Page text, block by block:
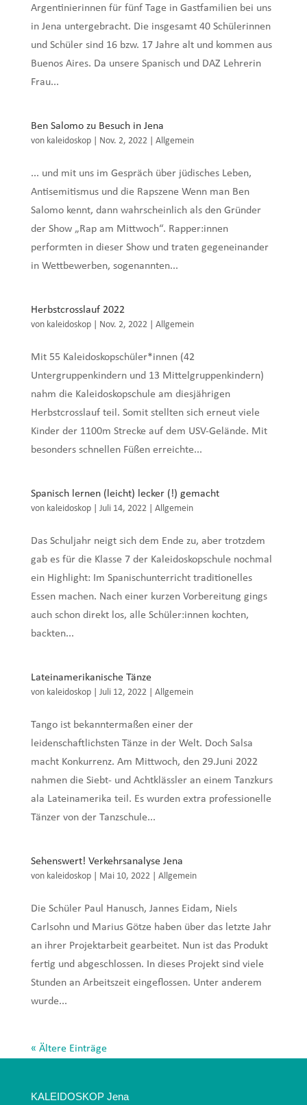
Argentinierinnen für fünf Tage in Gastfamilien bei uns
in Jena untergebracht. Die insgesamt 40 Schülerinnen
und Schüler sind 16 bzw. 17 Jahre alt und kommen aus
Buenos Aires. Da unsere Spanisch und DAZ Lehrerin
Frau...
Ben Salomo zu Besuch in Jena
von kaleidoskop| Nov. 2, 2022| Allgemein
... und mit uns im Gespräch über jüdisches Leben,
Antisemitismus und die Rapszene Wenn man Ben
Salomo kennt, dann wahrscheinlich als den Gründer
der Show „Rap am Mittwoch“. Rapper:innen
performten in dieser Show und traten gegeneinander
in Wettbewerben, sogenannten...
Herbstcrosslauf 2022
von kaleidoskop| Nov. 2, 2022| Allgemein
Mit 55 Kaleidoskopschüler*innen (42
Untergruppenkindern und 13 Mittelgruppenkindern)
nahm die Kaleidoskopschule am diesjährigen
Herbstcrosslauf teil. Somit stellten sich erneut viele
Kinder der 1100m Strecke auf dem USV-Gelände. Mit
besonders schnellen Füßen erreichte...
Spanisch lernen (leicht) lecker (!) gemacht
von kaleidoskop| Juli 14, 2022| Allgemein
Das Schuljahr neigt sich dem Ende zu, aber trotzdem
gab es für die Klasse 7 der Kaleidoskopschule nochmal
ein Highlight: Im Spanischunterricht traditionelles
Essen machen. Nach einer kurzen Vorbereitung gings
auch schon direkt los, alle Schüler:innen kochten,
backten...
Lateinamerikanische Tänze
von kaleidoskop| Juli 12, 2022| Allgemein
Tango ist bekanntermaßen einer der
leidenschaftlichsten Tänze in der Welt. Doch Salsa
macht Konkurrenz. Am Mittwoch, den 29.Juni 2022
nahmen die Siebt- und Achtklässler an einem Tanzkurs
ala Lateinamerika teil. Es wurden extra professionelle
Tänzer von der Tanzschule...
Sehenswert! Verkehrsanalyse Jena
von kaleidoskop| Mai 10, 2022| Allgemein
Die Schüler Paul Hanusch, Jannes Eidam, Niels
Carlsohn und Marius Götze haben über das letzte Jahr
an ihrer Projektarbeit gearbeitet. Nun ist das Produkt
fertig und abgeschlossen. In dieses Projekt sind viele
Stunden an Arbeitszeit eingeflossen. Unter anderem
wurde...
« Ältere Einträge
KALEIDOSKOP Jena